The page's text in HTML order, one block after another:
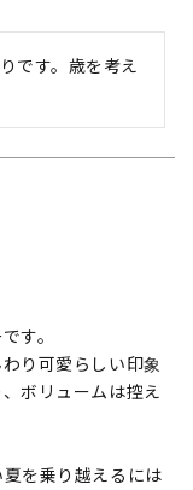
です。歳を考え
す。
り可愛らしい印象
ボリュームは控え
を乗り越えるには